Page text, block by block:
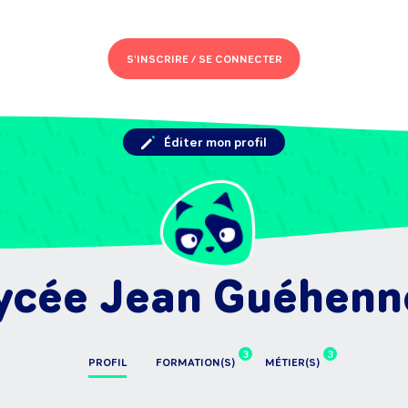
S'INSCRIRE /SE CONNECTER
Jean
PROFIL
3
FORMATION(S)
3
MÉTIER(S)
Éditer mon profil